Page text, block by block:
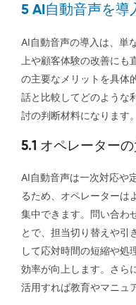
5 AI自動音声を導
AI自動音声の導入は、単
上や顧客体験の改善にも
の主要なメリットを具体
話と比較してどのような
討の判断材料になります。
5.1 オペレーター
AI自動音声は一次対応や
るため、オペレーターは
集中できます。問い合わ
とで、担当切り替えや引
して応対時間の短縮や処
効率が向上します。さら
活用すれば教育やマニュ